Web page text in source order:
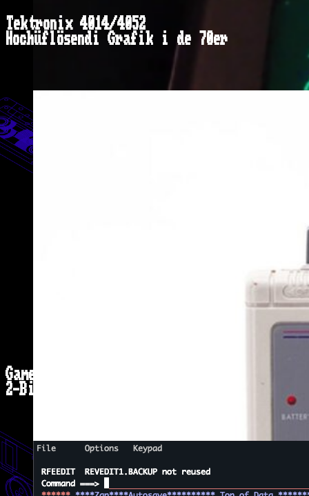
Tektronix 4014/4052
Hochüflösendi Grafik i de 70er
Game Boy Camera
2-Bit Fotokabine